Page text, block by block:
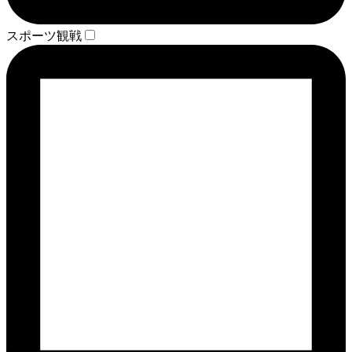
スポーツ観戦